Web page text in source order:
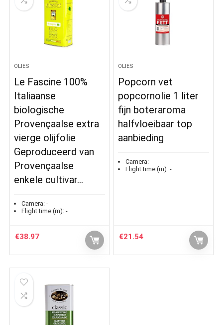
OLIES
Le Fascine 100%
Italiaanse
biologische
Provençaalse extra
vierge olijfolie
Geproduceerd van
Provençaalse
enkele cultivar…
Camera: -
Flight time (m): -
€38.97
OLIES
Popcorn vet
popcornolie 1 liter
fijn boteraroma
halfvloeibaar top
aanbieding
Camera: -
Flight time (m): -
€21.54